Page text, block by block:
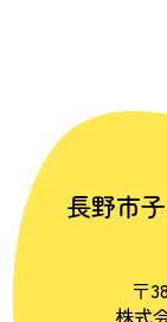
長野市
〒
株式